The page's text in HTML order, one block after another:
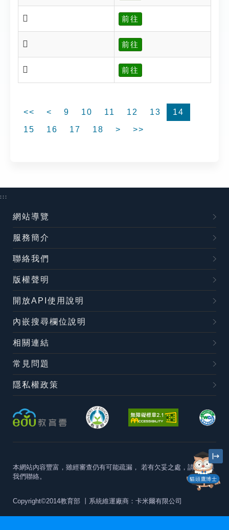
𥤼 前往
𥤽 前往
𥤾 前往
<< < 9 10 11 12 13
14
15
16 17 18 > >>
貓頭鷹博士
:::
網站導覽
服務簡介
聯絡我們
版權聲明
開放API使用說明
內嵌搜尋欄位說明
相關連結
常見問題
隱私權政策
本網站內容豐富，雖經審查仍有可能疏漏， 若有欠妥之處，請隨時與
我們聯絡。
Copyright©2014教育部 丨系統維運廠商：卡米爾有限公司